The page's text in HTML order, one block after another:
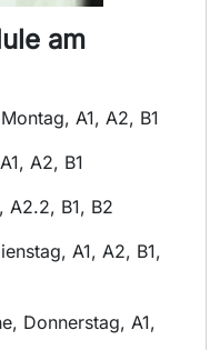
am
A1, A2, B1
A2, B1
A2.2, B1, B2
A1, A2, B1,
Donnerstag, A1,